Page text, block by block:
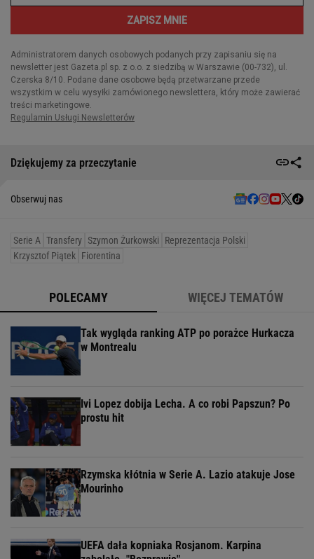
Dziękujemy za przeczytanie
Obserwuj nas
Serie A Transfery Szymon Żurkowski
Reprezentacja Polski
Krzysztof Piątek Fiorentina
POLECAMY WIĘCEJ TEMATÓW
Tak wygląda ranking ATP po porażce Hurkacza
w Montrealu
Ivi Lopez dobija Lecha. A co robi Papszun? Po
prostu hit
Rzymska kłótnia w Serie A. Lazio atakuje Jose
Mourinho
UEFA dała kopniaka Rosjanom. Karpina